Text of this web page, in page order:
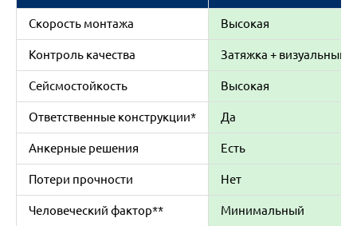
Скорость монтажа Высокая
Контроль качества Затяжка + визуальный
Сейсмостойкость Высокая
Ответственные конструкции* Да
Анкерные решения Есть
Потери прочности Нет
Человеческий фактор** Минимальный